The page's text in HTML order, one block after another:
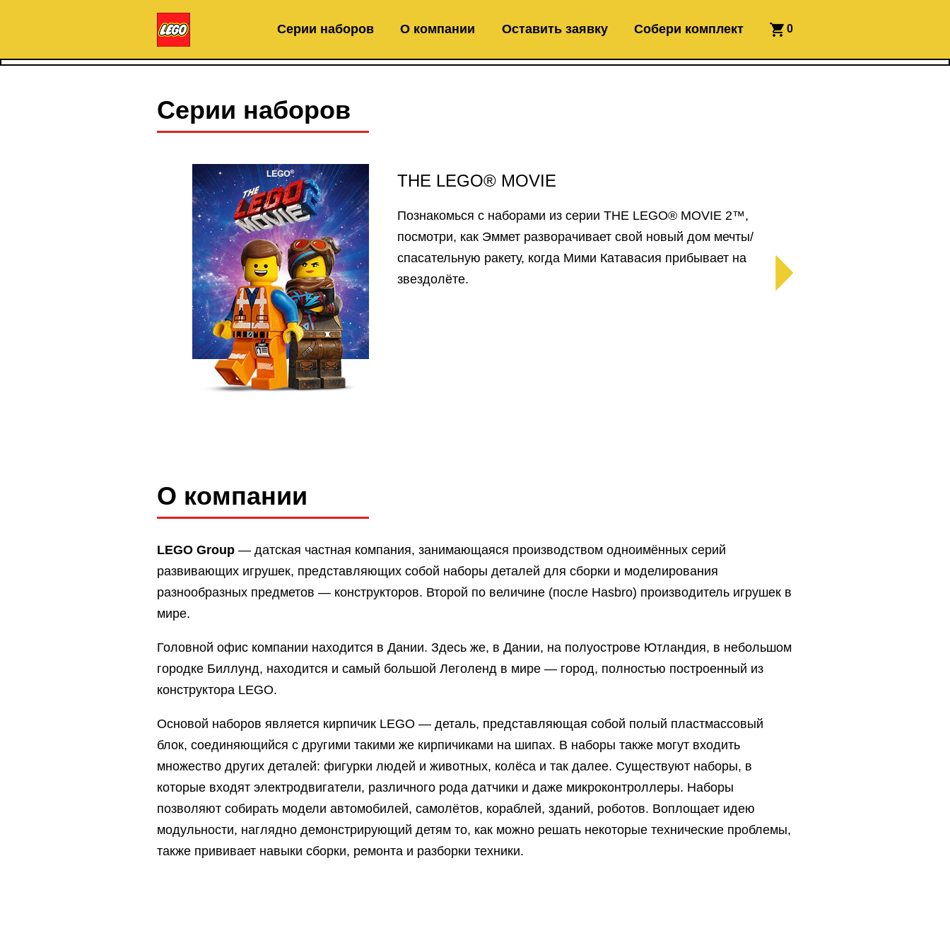
Серии наборов О компании Оставить заявку Собери комплект 0
Серии наборов
THE LEGO® MOVIE
Познакомься с наборами из серии THE LEGO® MOVIE 2™,
посмотри, как Эммет разворачивает свой новый дом мечты/
спасательную ракету, когда Мими Катавасия прибывает на
звездолёте.
О компании
LEGO Group — датская частная компания, занимающаяся производством одноимённых серий
развивающих игрушек, представляющих собой наборы деталей для сборки и моделирования
разнообразных предметов — конструкторов. Второй по величине (после Hasbro) производитель игрушек в
мире.
Головной офис компании находится в Дании. Здесь же, в Дании, на полуострове Ютландия, в небольшом
городке Биллунд, находится и самый большой Леголенд в мире — город, полностью построенный из
конструктора LEGO.
Основой наборов является кирпичик LEGO — деталь, представляющая собой полый пластмассовый
блок, соединяющийся с другими такими же кирпичиками на шипах. В наборы также могут входить
множество других деталей: фигурки людей и животных, колёса и так далее. Существуют наборы, в
которые входят электродвигатели, различного рода датчики и даже микроконтроллеры. Наборы
позволяют собирать модели автомобилей, самолётов, кораблей, зданий, роботов. Воплощает идею
модульности, наглядно демонстрирующий детям то, как можно решать некоторые технические проблемы,
также прививает навыки сборки, ремонта и разборки техники.